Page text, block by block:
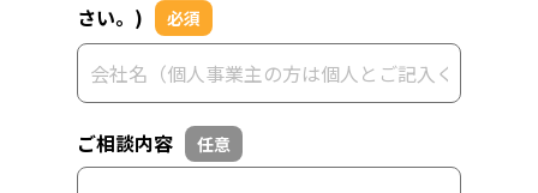
さい。)
必須
ご相談内容 任意